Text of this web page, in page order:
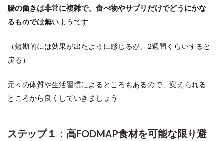
腸の働きは非常に複雑で、食べ物やサプリだけでどうにかな
るものでは無い ようです
（短期的には効果が出たように感じるが、2週間くらいすると
戻る）
元々の体質や生活習慣によるところもあるので、変えられる
ところから良くしていきましょう
ステップ１：高FODMAP食材を可能な限り避